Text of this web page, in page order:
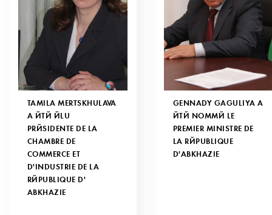
TAMILA MERTSKHULAVA
A ÉTÉ ÉLU
PRÉSIDENTE DE LA
CHAMBRE DE
COMMERCE ET
D'INDUSTRIE DE LA
RÉPUBLIQUE D'
ABKHAZIE
GENNADY GAGULIYA A
ÉTÉ NOMMÉ LE
PREMIER MINISTRE DE
LA RÉPUBLIQUE
D'ABKHAZIE